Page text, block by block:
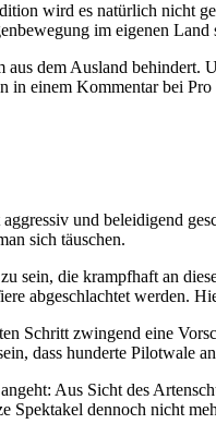
wird es natürlich nicht
im eigenen
dem Ausland behindert.
in einem Kommentar bei
und beleidigend
sich täuschen.
sein, die krampfhaft an
abgeschlachtet werden.
Schritt zwingend eine
dass hunderte Pilotwale
Aus Sicht des
Spektakel dennoch nicht